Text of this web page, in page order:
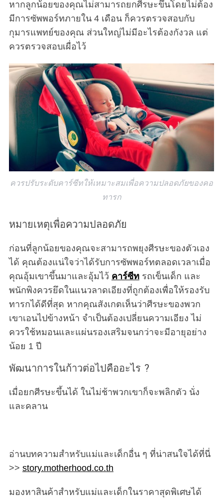
หากลูกน้อยของคุณไม่สามารถยกศีรษะขึ้นโดยไม่ต้อง
มีการซัพพอร์ทภายใน 4 เดือน ก็ควรตรวจสอบกับ
กุมารแพทย์ของคุณ ส่วนใหญ่ไม่มีอะไรต้องกังวล แต่
ควรตรวจสอบเผื่อไว้
ควรปรับระดับคาร์ซีทให้เหมาะสมเพื่อความปลอดภัยของคอ
ทารก
หมายเหตุเพื่อความปลอดภัย
ก่อนที่ลูกน้อยของคุณจะสามารถพยุงศีรษะของตัวเอง
ได้ คุณต้องแน่ใจว่าได้รับการซัพพอร์ทตลอดเวลาเมื่อ
คุณอุ้มเขาขึ้นมาและอุ้มไว้ คาร์ซีทรถเข็นเด็ก และ
พนักพิงควรยึดในแนวลาดเอียงที่ถูกต้องเพื่อให้รองรับ
ทารกได้ดีที่สุด หากคุณสังเกตเห็นว่าศีรษะของพวก
เขาเอนไปข้างหน้า จำเป็นต้องเปลี่ยนความเอียง ไม่
ควรใช้หมอนและแผ่นรองเสริมจนกว่าจะมีอายุอย่าง
น้อย 1 ปี
พัฒนาการในก้าวต่อไปคืออะไร ?
เมื่อยกศีรษะขึ้นได้ ในไม่ช้าพวกเขาก็จะพลิกตัว นั่ง
และคลาน
อ่านบทความสำหรับแม่และเด็กอื่น ๆ ที่น่าสนใจได้ที่นี่
>> story.motherhood.co.th
มองหาสินค้าสำหรับแม่และเด็กในราคาสุดพิเศษได้